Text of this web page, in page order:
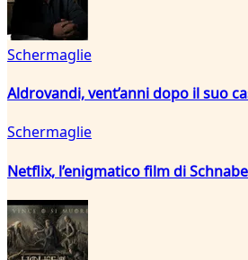
Schermaglie
Aldrovandi, vent’anni dopo il suo
Schermaglie
Netflix, l’enigmatico film di